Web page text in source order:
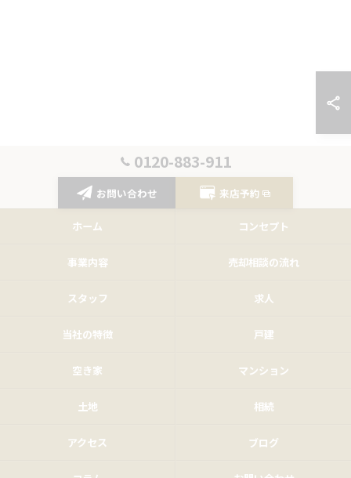
0120-883-911
お問い合わせ 来店予約
ホーム コンセプト
事業内容 売却相談の流れ
スタッフ 求人
当社の特徴 戸建
空き家 マンション
土地 相続
アクセス ブログ